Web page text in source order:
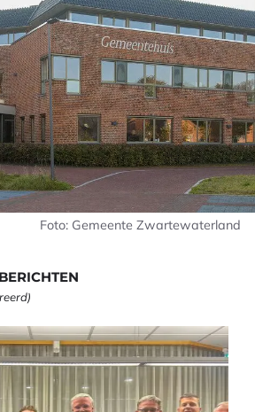
Foto: Gemeente Zwartewaterland